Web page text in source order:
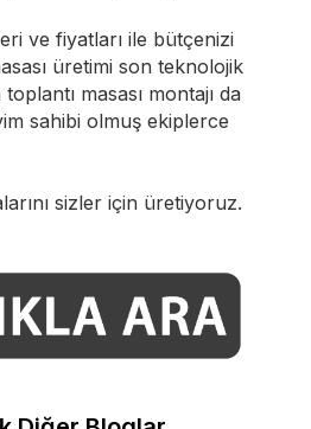
ve fiyatları ile bütçenizi
üretimi son teknolojik
masası montajı da
sahibi olmuş ekiplerce
sizler için üretiyoruz.